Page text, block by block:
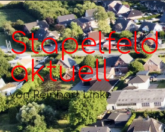
Zum
Inhalt
springen
Stapelfeld
aktuell
von Reinhart Linke